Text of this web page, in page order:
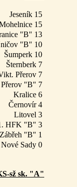
Jeseník 15
15
"B" 13
"B" 10
Šumperk 10
Šternberk 7
Přerov 7
Přerov "B" 7
Kralice 6
Černovír 4
Litovel 3
HFK "B" 3
Zábřeh "B" 1
Nové Sady 0
sž sk. "A"